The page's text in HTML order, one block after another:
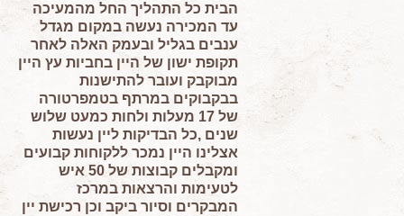
הבית כל התהליך החל מהמעיכה
עד המכירה נעשה במקום מגדל
ענבים בגליל ובעמק האלה לאחר
תקופת ישון של היין בחביות עץ היין
מבוקבק ועובר להתישנות
בבקבוקים במרתף בטמפרטורה
של 17 מעלות ולחות כמעט שלוש
שנים ,כל הבדיקות ליין נעשות
אצלינו היין נמכר ללקוחות קבועים
ומקבלים קבוצות של 50 איש
לטעימות והרצאות במרכז
המבקרים וסיור ביקב וכן רכישת יין